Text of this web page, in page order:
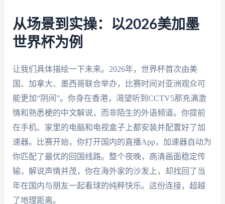
从场景到实操：以2026美加墨
世界杯为例
让我们具体描绘一下未来。2026年，世界杯首次由美
国、加拿大、墨西哥联合举办，比赛时间对亚洲观众可
能更加“阴间”。你身在香港，渴望听到CCTV5那充满激
情和熟悉梗的中文解说，而非陌生的外语频道。你提前
在手机、家里的电脑和电视盒子上都安装并配置好了加
速器。比赛开始，你打开国内的直播App，加速器自动为
你匹配了最优的回国线路。整个夜晚，高清画面稳定传
输，解说声情并茂，你在海外家的沙发上，却找回了当
年在国内与朋友一起看球的纯粹快乐。这份连接，超越
了地理距离。